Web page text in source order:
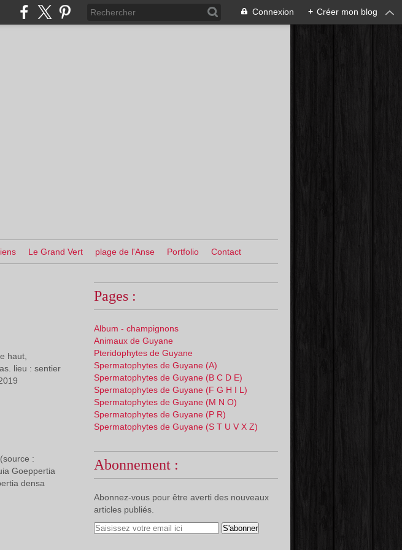
Connexion + Créer mon blog
Le Grand Vert plage de l'Anse Portfolio Contact
haut,
lieu : sentier
:
Goeppertia
densa
Pages :
Album - champignons
Animaux de Guyane
Pteridophytes de Guyane
Spermatophytes de Guyane (A)
Spermatophytes de Guyane (B C D E)
Spermatophytes de Guyane (F G H I L)
Spermatophytes de Guyane (M N O)
Spermatophytes de Guyane (P R)
Spermatophytes de Guyane (S T U V X Z)
Abonnement :
Abonnez-vous pour être averti des nouveaux
articles publiés.